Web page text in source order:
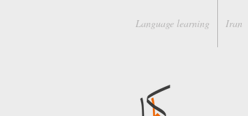
Language learning Iran